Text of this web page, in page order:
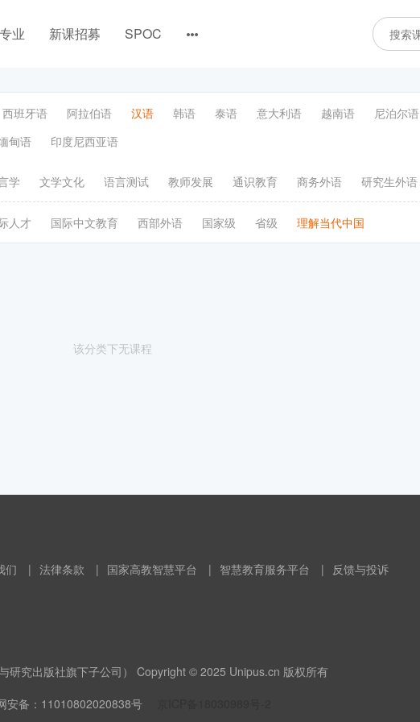
业 新课招募 SPOC
西班牙语 阿拉伯语 汉语 韩语 泰语 意大利语 越南语 尼泊尔语
甸语 印度尼西亚语
学 文学文化 语言测试 教师发展 通识教育 商务外语 研究生外语
人才 国际中文教育 西部外语 国家级 省级 理解当代中国
该分类下无课程
们 | 法律条款 | 国家高教智慧平台 | 智慧教育服务平台 | 反馈与投诉
研究出版社旗下子公司） Copyright © 2025 Unipus.cn 版权所有
安备：11010802020838号